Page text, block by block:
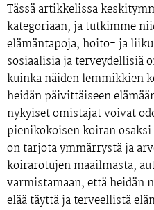
Tässä artikkelissa
kategoriaan, ja tutkimme
elämäntapoja, hoito- ja
sosiaalisia ja terveydellisiä
kuinka näiden lemmikkien
heidän päivittäiseen
nykyiset omistajat voivat
pienikokoisen koiran
on tarjota ymmärrystä ja
koirarotujen maailmasta,
varmistamaan, että heidän
elää täyttä ja terveellistä